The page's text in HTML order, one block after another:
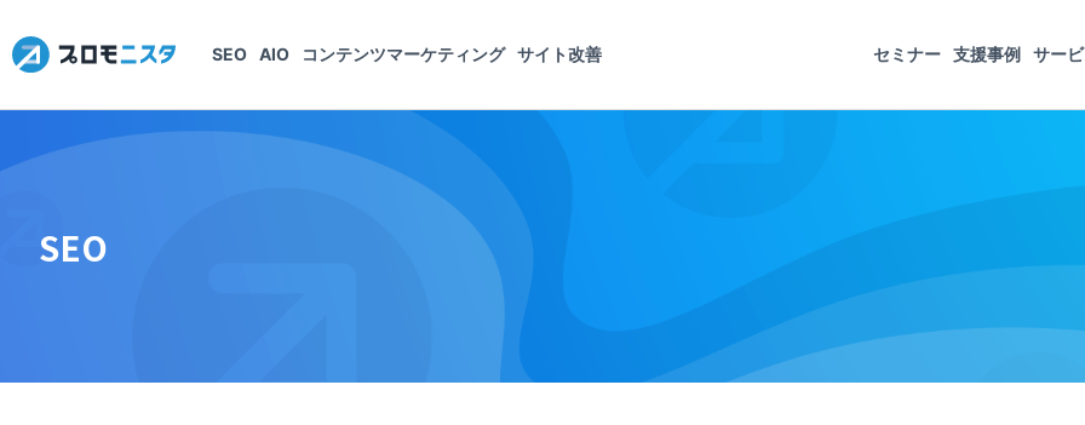
SEO AIO コンテンツマーケティング サイト改善 セミナー 支援事例 サー
SEO